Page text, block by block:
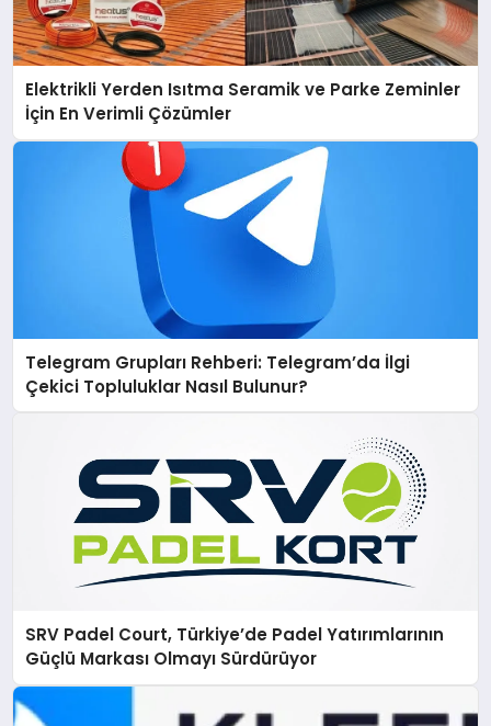
Elektrikli Yerden Isıtma Seramik ve Parke Zeminler
İçin En Verimli Çözümler
Telegram Grupları Rehberi: Telegram’da İlgi
Çekici Topluluklar Nasıl Bulunur?
SRV Padel Court, Türkiye’de Padel Yatırımlarının
Güçlü Markası Olmayı Sürdürüyor